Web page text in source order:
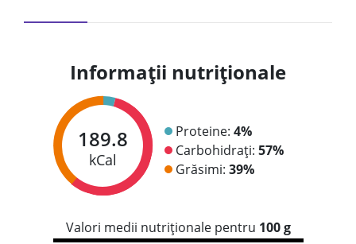
Informații nutriționale
189.8
kCal
Proteine: 4%
Carbohidrați: 57%
Grăsimi: 39%
Valori medii nutriționale pentru 100 g